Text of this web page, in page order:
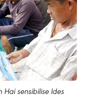
sensibilise ldes